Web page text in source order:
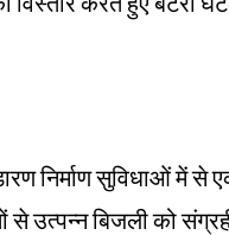
निर्माण सुविधाओं में से
से उत्पन्न बिजली को